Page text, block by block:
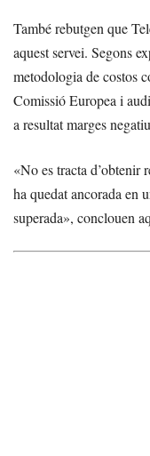
També rebutgen que
aquest servei. Segons
metodologia de costos
Comissió Europea i
a resultat marges
«No es tracta d’obtenir
ha quedat ancorada en
superada», conclouen